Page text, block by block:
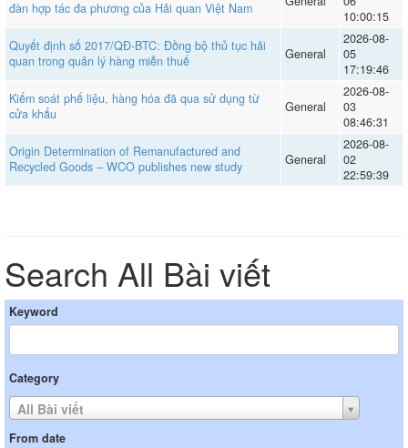
đàn hợp tác đa phương của Hải quan Việt Nam
10:00:15
Quyết định số 2017/QĐ-BTC: Đồng bộ thủ tục hải
quan trong quản lý hàng miễn thuế
General
2026-08-
05
17:19:46
Kiểm soát phế liệu, hàng hóa đã qua sử dụng từ
cửa khẩu
General
2026-08-
03
08:46:31
Origin Determination of Remanufactured and
Recycled Goods – WCO publishes new study
General
2026-08-
02
22:59:39
Search All Bài viết
Keyword
Category
All Bài viết
From date